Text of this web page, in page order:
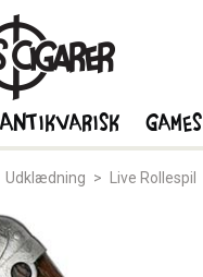
Udklædning > Live Rollespil
Antikvarisk Games